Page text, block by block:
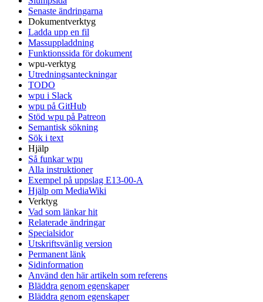
Senaste ändringarna
Dokumentverktyg
Ladda upp en fil
Massuppladdning
Funktionssida för dokument
wpu-verktyg
Utredningsanteckningar
TODO
wpu i Slack
wpu på GitHub
Stöd wpu på Patreon
Semantisk sökning
Sök i text
Hjälp
Så funkar wpu
Alla instruktioner
Exempel på uppslag E13-00-A
Hjälp om MediaWiki
Verktyg
Vad som länkar hit
Relaterade ändringar
Specialsidor
Utskriftsvänlig version
Permanent länk
Sidinformation
Använd den här artikeln som referens
Bläddra genom egenskaper
Bläddra genom egenskaper